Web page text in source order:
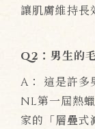
讓肌膚維持長
Q2：男生的
A： 這是許
NL第一屆熱
家的「層疊式